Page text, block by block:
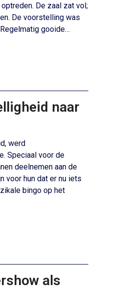
De zaal zat vol;
De voorstelling was
gooide…
naar
werd
Speciaal voor de
deelnemen aan de
voor hun dat er nu iets
bingo op het
als